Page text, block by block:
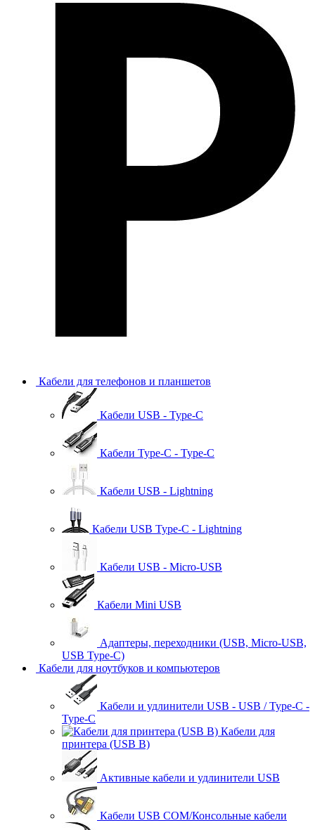
Кабели для телефонов и планшетов
Кабели USB - Type-C
Кабели Type-C - Type-C
Кабели USB - Lightning
Кабели USB Type-C - Lightning
Кабели USB - Micro-USB
Кабели Mini USB
Адаптеры, переходники (USB, Micro-USB,
USB Type-C)
Кабели для ноутбуков и компьютеров
Кабели и удлинители USB - USB / Type-C -
Type-C
Кабели для
принтера (USB B)
Активные кабели и удлинители USB
Кабели USB COM/Консольные кабели